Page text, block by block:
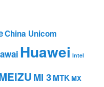
China Unicom
Huawei Intel
MI 3MTKMX